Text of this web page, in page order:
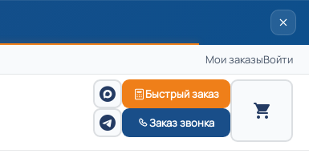
Мои заказыВойти
Быстрый заказ
Заказ звонка